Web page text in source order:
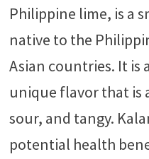
Philippine lime, is a
native to the
Asian countries. It is
unique flavor that is
sour, and tangy.
potential health